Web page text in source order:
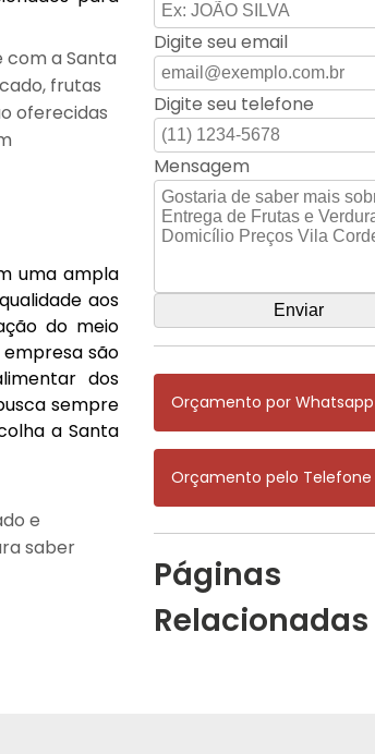
com a Santa
frutas
oferecidas
uma ampla
aos
do meio
são
dos
sempre
a Santa
e
saber
Digite seu email
Digite seu telefone
Mensagem
Orçamento por Whatsapp
Orçamento pelo Telefone
Páginas
Relacionadas